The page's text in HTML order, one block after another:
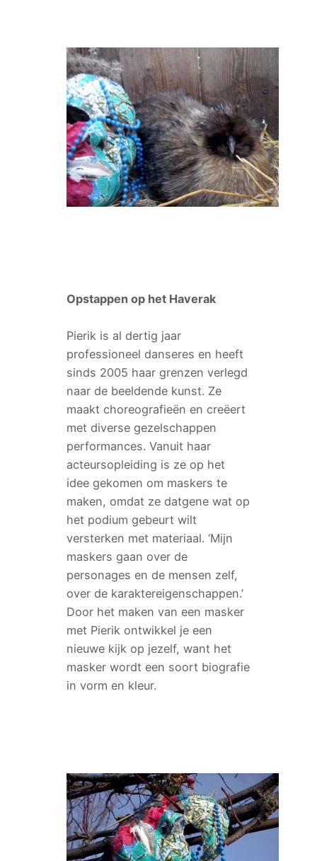
Opstappen op het Haverak
Pierik is al dertig jaar
professioneel danseres en heeft
sinds 2005 haar grenzen verlegd
naar de beeldende kunst. Ze
maakt choreografieën en creëert
met diverse gezelschappen
performances. Vanuit haar
acteursopleiding is ze op het
idee gekomen om maskers te
maken, omdat ze datgene wat op
het podium gebeurt wilt
versterken met materiaal. ‘Mijn
maskers gaan over de
personages en de mensen zelf,
over de karaktereigenschappen.’
Door het maken van een masker
met Pierik ontwikkel je een
nieuwe kijk op jezelf, want het
masker wordt een soort biografie
in vorm en kleur.